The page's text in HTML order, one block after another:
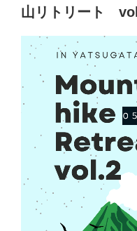
山リトリート